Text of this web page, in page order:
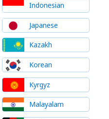
Indonesian
Japanese
Kazakh
Korean
Kyrgyz
Malayalam